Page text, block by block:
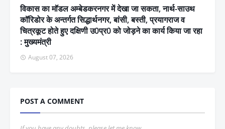
विकास का मॉडल अम्बेडकरनगर में देखा जा सकता, नार्थ-साउथ
कॉरिडोर के अन्तर्गत सिद्धार्थनगर, बांसी, बस्ती, प्रयागराज व
चित्रकूट होते हुए दक्षिणी उ0प्र0 को जोड़ने का कार्य किया जा रहा
: मुख्यमंत्री
August 07, 2026
POST A COMMENT